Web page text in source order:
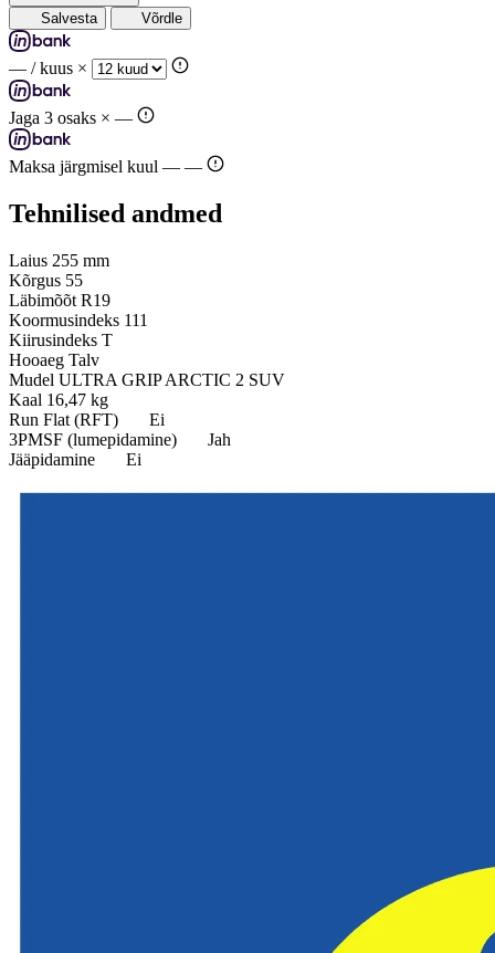
Salvesta
Võrdle
— / kuus ×
Jaga 3 osaks × —
Maksa järgmisel kuul — —
Tehnilised andmed
Laius 255 mm
Kõrgus 55
Läbimõõt R19
Koormusindeks 111
Kiirusindeks T
Hooaeg Talv
Mudel ULTRA GRIP ARCTIC 2 SUV
Kaal 16,47 kg
Run Flat (RFT)
Ei
3PMSF (lumepidamine)
Jah
Jääpidamine
Ei